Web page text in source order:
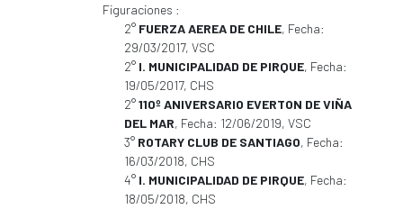
Figuraciones :
2° FUERZA AEREA DE CHILE, Fecha:
29/03/2017, VSC
2° I. MUNICIPALIDAD DE PIRQUE, Fecha:
19/05/2017, CHS
2°110º ANIVERSARIO EVERTON DE VIÑA
DEL MAR, Fecha: 12/06/2019, VSC
3° ROTARY CLUB DE SANTIAGO, Fecha:
16/03/2018, CHS
4° I. MUNICIPALIDAD DE PIRQUE, Fecha:
18/05/2018, CHS